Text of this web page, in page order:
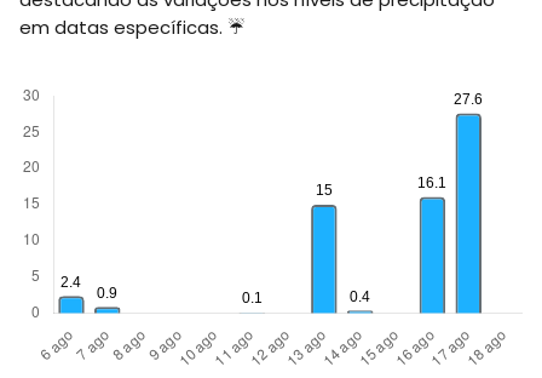
em datas específicas. ☔